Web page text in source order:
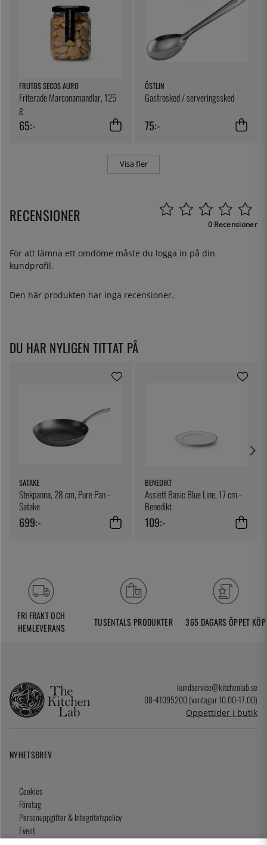
FRUTOS SECOS AURO
Friterade Marconamandlar, 125
g
65:-
ÖSTLIN
Gastrosked / serveringssked
75:-
Visa fler
RECENSIONER 0 Recensioner
För att lämna ett omdöme måste du logga in på din
kundprofil.
Den här produkten har inga recensioner.
DU HAR NYLIGEN TITTAT PÅ
SATAKE
Stekpanna, 28 cm, Pure Pan -
Satake
699:-
BENEDIKT
Assiett Basic Blue Line, 17 cm -
Benedikt
109:-
FRI FRAKT OCH
HEMLEVERANS
TUSENTALS PRODUKTER 365 DAGARS ÖPPET KÖP
kundservice@kitchenlab.se
08-41095200 (vardagar 10.00-17.00)
Öppettider i butik
NYHETSBREV
Cookies
Företag
Personuppgifter & Integritetspolicy
Event